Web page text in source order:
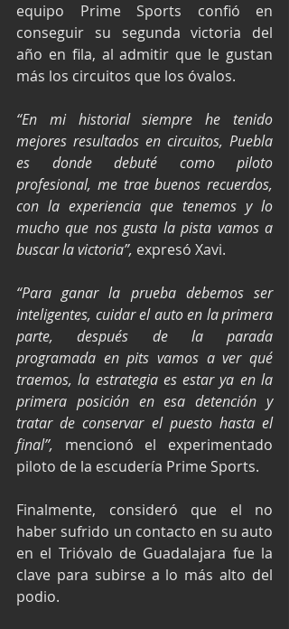
equipo Prime Sports confió en
conseguir su segunda victoria del
año en fila, al admitir que le gustan
más los circuitos que los óvalos.
“En mi historial siempre he tenido
mejores resultados en circuitos, Puebla
es donde debuté como piloto
profesional, me trae buenos recuerdos,
con la experiencia que tenemos y lo
mucho que nos gusta la pista vamos a
buscar la victoria”, expresó Xavi.
“Para ganar la prueba debemos ser
inteligentes, cuidar el auto en la primera
parte, después de la parada
programada en pits vamos a ver qué
traemos, la estrategia es estar ya en la
primera posición en esa detención y
tratar de conservar el puesto hasta el
final”, mencionó el experimentado
piloto de la escudería Prime Sports.
Finalmente, consideró que el no
haber sufrido un contacto en su auto
en el Trióvalo de Guadalajara fue la
clave para subirse a lo más alto del
podio.